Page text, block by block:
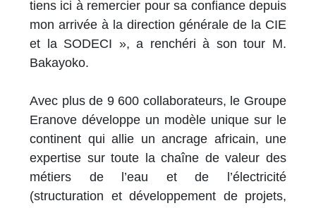
tiens ici à remercier pour sa confiance depuis
mon arrivée à la direction générale de la CIE
et la SODECI », a renchéri à son tour M.
Bakayoko.
Avec plus de 9 600 collaborateurs, le Groupe
Eranove développe un modèle unique sur le
continent qui allie un ancrage africain, une
expertise sur toute la chaîne de valeur des
métiers de l’eau et de l’électricité
(structuration et développement de projets,